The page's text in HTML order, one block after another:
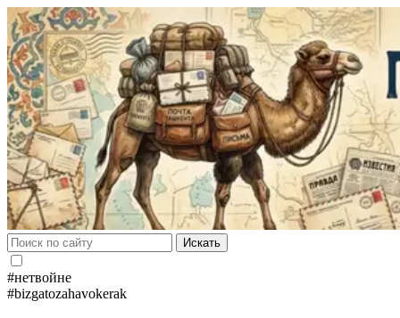
Искать
#нетвойне
#bizgatozahavokerak